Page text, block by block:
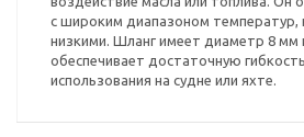
с широким диапазоном температур,
низкими. Шланг имеет диаметр 8 мм
обеспечивает достаточную
использования на судне или яхте.